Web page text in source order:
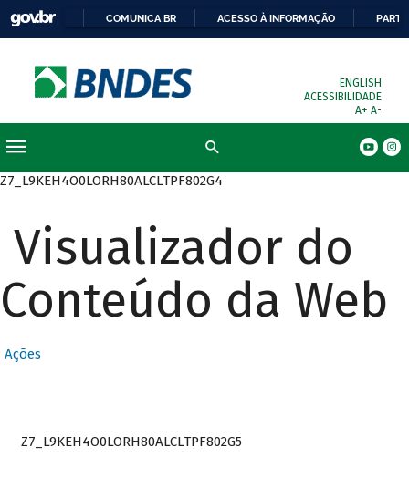
COMUNICA BR ACESSO À INFORMAÇÃO
ENGLISH
ACESSIBILIDADE
A+ A-
Z7_L9KEH4O0LORH80ALCLTPF802G4
Visualizador do
Conteúdo da Web
Ações
Z7_L9KEH4O0LORH80ALCLTPF802G5